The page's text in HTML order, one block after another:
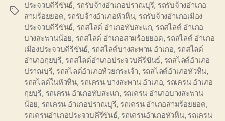
Tags
ประจวบคีรีขันธ์, รถรับจ้างอำเภอปราณบุรี, รถรับจ้างอำเภอ
สามร้อยยอด, รถรับจ้างอำเภอหัวหิน, รถรับจ้างอำเภอเมือง
ประจวบคีรีขันธ์, รถสไลด์ อำเภอทับสะแก, รถสไลด์ อำเภอ
บางสะพานน้อย, รถสไลด์ อำเภอสามร้อยยอด, รถสไลด์ อำเภอ
เมืองประจวบคีรีขันธ์, รถสไลด์บางสะพาน อำเภอ, รถสไลด์
อำเภอกุยบุรี, รถสไลด์อำเภอประจวบคีรีขันธ์, รถสไลด์อำเภอ
ปราณบุรี, รถสไลด์อำเภอห้วยกระเจ้า, รถสไลด์อำเภอหัวหิน,
รถสไลด์ในหัวหิน, รถเครน บางสะพาน อำเภอ, รถเครน อำเภอ
กุยบุรี, รถเครน อำเภอทับสะแก, รถเครน อำเภอบางสะพาน
น้อย, รถเครน อำเภอปราณบุรี, รถเครน อำเภอสามร้อยยอด,
รถเครนอำเภอประจวบคีรีขันธ์, รถเครนอำเภอหัวหิน, รถเครน